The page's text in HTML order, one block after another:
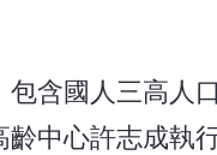
含國人三高人
中心許志成執